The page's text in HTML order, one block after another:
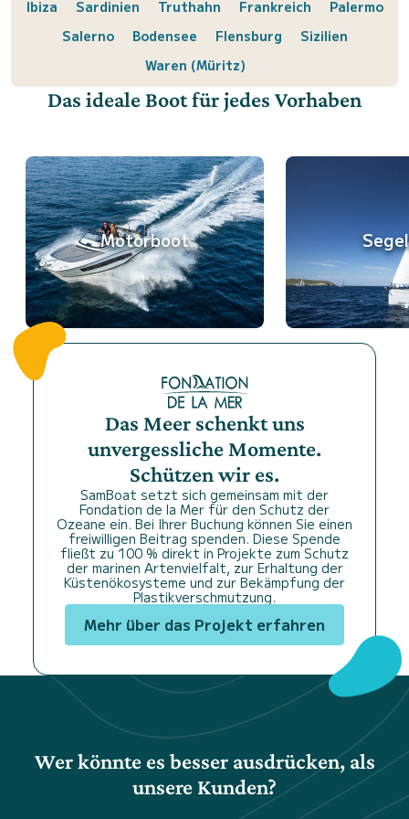
Ibiza Sardinien Truthahn Frankreich
Palermo
Salerno
Bodensee Flensburg
Sizilien
Waren (Müritz)
Das ideale Boot für jedes Vorhaben
Motorboot
Das Meer schenkt uns
unvergessliche Momente.
Schützen wir es.
SamBoat setzt sich gemeinsam mit der
Fondation de la Mer für den Schutz der
Ozeane ein. Bei Ihrer Buchung können Sie einen
freiwilligen Beitrag spenden. Diese Spende
fließt zu 100 % direkt in Projekte zum Schutz
der marinen Artenvielfalt, zur Erhaltung der
Küstenökosysteme und zur Bekämpfung der
Plastikverschmutzung.
Mehr über das Projekt erfahren
Wer könnte es besser ausdrücken, als
unsere Kunden?